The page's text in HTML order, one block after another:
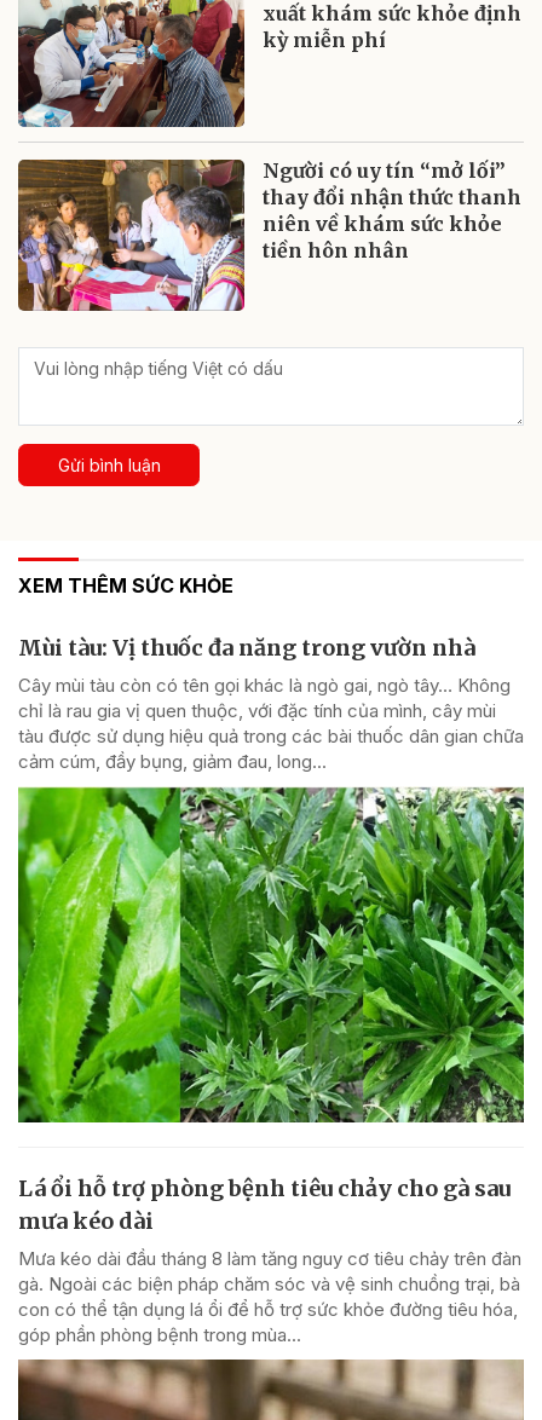
xuất khám sức khỏe định
kỳ miễn phí
Người có uy tín “mở lối”
thay đổi nhận thức thanh
niên về khám sức khỏe
tiền hôn nhân
Gửi bình luận
XEM THÊM SỨC KHỎE
Mùi tàu: Vị thuốc đa năng trong vườn nhà
Cây mùi tàu còn có tên gọi khác là ngò gai, ngò tây… Không
chỉ là rau gia vị quen thuộc, với đặc tính của mình, cây mùi
tàu được sử dụng hiệu quả trong các bài thuốc dân gian chữa
cảm cúm, đầy bụng, giảm đau, long...
Lá ổi hỗ trợ phòng bệnh tiêu chảy cho gà sau
mưa kéo dài
Mưa kéo dài đầu tháng 8 làm tăng nguy cơ tiêu chảy trên đàn
gà. Ngoài các biện pháp chăm sóc và vệ sinh chuồng trại, bà
con có thể tận dụng lá ổi để hỗ trợ sức khỏe đường tiêu hóa,
góp phần phòng bệnh trong mùa...